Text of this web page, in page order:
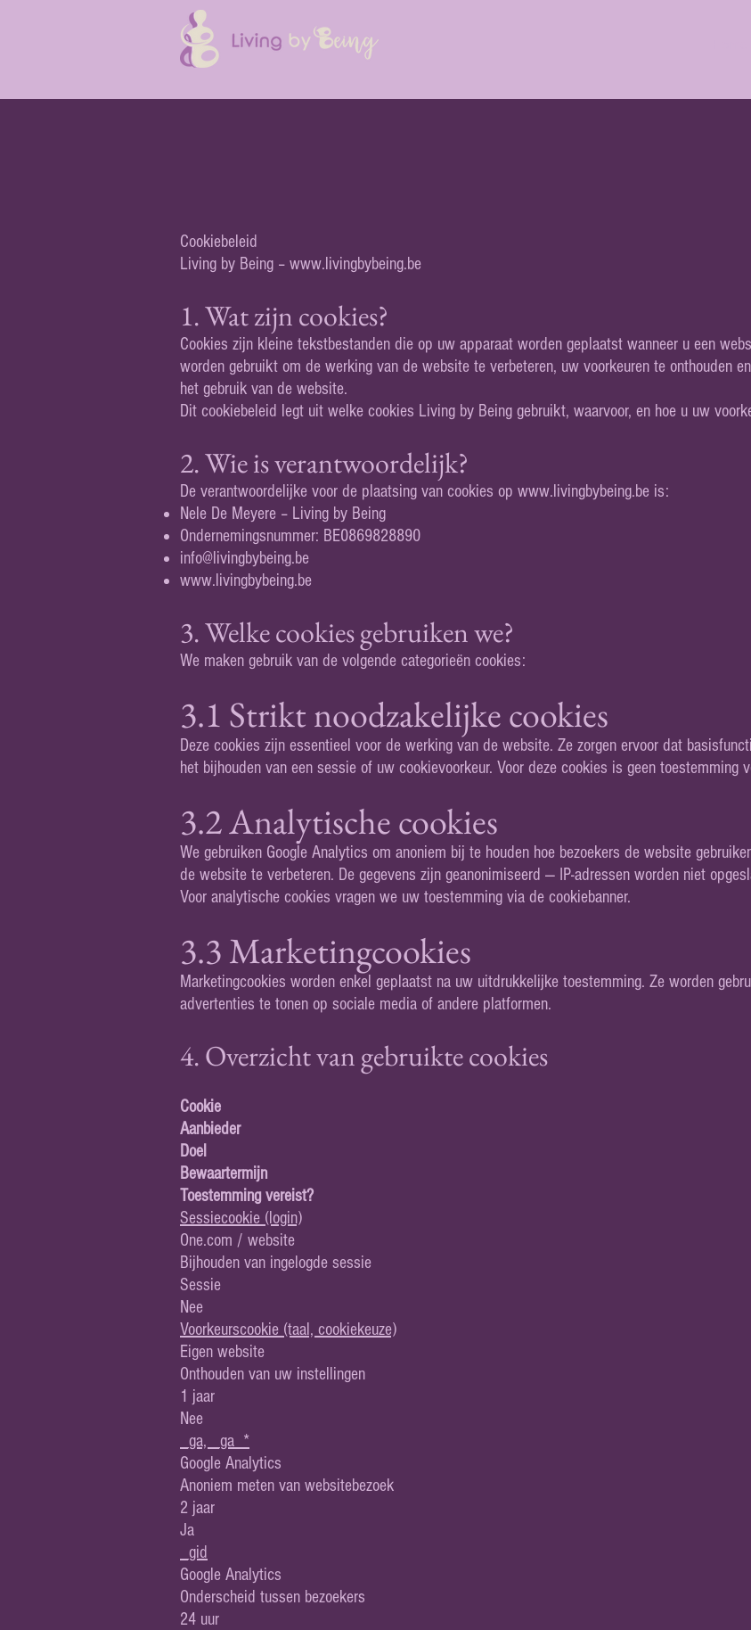
Cookiebeleid
Living by Being – www.livingbybeing.be
1. Wat zijn cookies?
Cookies zijn kleine tekstbestanden die op uw apparaat worden geplaatst wanneer u een
worden gebruikt om de werking van de website te verbeteren, uw voorkeuren te onthouden
het gebruik van de website.
Dit cookiebeleid legt uit welke cookies Living by Being gebruikt, waarvoor, en hoe u uw
2. Wie is verantwoordelijk?
De verantwoordelijke voor de plaatsing van cookies op www.livingbybeing.be is:
Nele De Meyere – Living by Being
Ondernemingsnummer: BE0869828890
info@livingbybeing.be
www.livingbybeing.be
3. Welke cookies gebruiken we?
We maken gebruik van de volgende categorieën cookies:
3.1 Strikt noodzakelijke cookies
Deze cookies zijn essentieel voor de werking van de website. Ze zorgen ervoor dat
het bijhouden van een sessie of uw cookievoorkeur. Voor deze cookies is geen toestemming
3.2 Analytische cookies
We gebruiken Google Analytics om anoniem bij te houden hoe bezoekers de website
de website te verbeteren. De gegevens zijn geanonimiseerd — IP-adressen worden niet
Voor analytische cookies vragen we uw toestemming via de cookiebanner.
3.3 Marketingcookies
Marketingcookies worden enkel geplaatst na uw uitdrukkelijke toestemming. Ze worden
advertenties te tonen op sociale media of andere platformen.
4. Overzicht van gebruikte cookies
Cookie
Aanbieder
Doel
Bewaartermijn
Toestemming vereist?
Sessiecookie (login)
One.com / website
Bijhouden van ingelogde sessie
Sessie
Nee
Voorkeurscookie (taal, cookiekeuze)
Eigen website
Onthouden van uw instellingen
1 jaar
Nee
_ga, _ga_*
Google Analytics
Anoniem meten van websitebezoek
2 jaar
Ja
_gid
Google Analytics
Onderscheid tussen bezoekers
24 uur